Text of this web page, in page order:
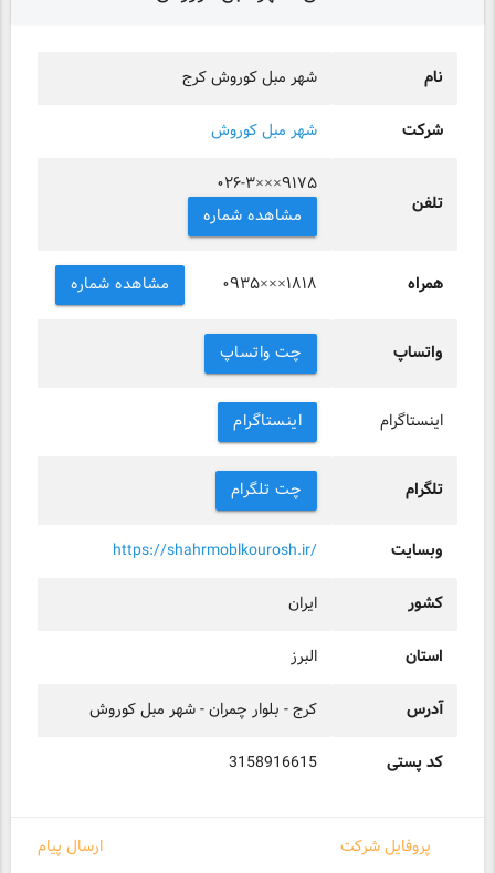
نام شهر مبل کوروش کرج
شرکت شهر مبل کوروش
تلفن
۰۲۶-۳×××۹۱۷۵
مشاهده شماره
همراه ۰۹۳۵×××۱۸۱۸ مشاهده شماره
واتساپ چت واتساپ
اینستاگرام اینستاگرام
تلگرام چت تلگرام
وبسایت https://shahrmoblkourosh.ir/
کشور ایران
استان البرز
آدرس کرج - بلوار چمران - شهر مبل کوروش
کد پستی 3158916615
ارسال پیام پروفایل شرکت